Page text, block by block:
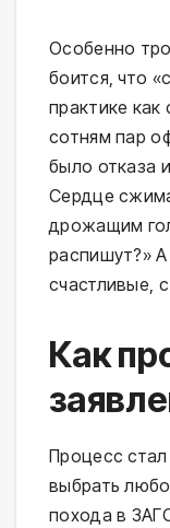
Особенно
боится, что
практике
сотням пар
было отказа
Сердце
дрожащим
распишут?»
счастливые,
Как
Процесс
выбрать
похода в